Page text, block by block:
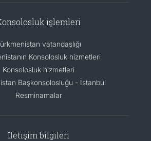
işlemleri
vatandaşlığı
Konsolosluk hizmetleri
Konsolosluk hizmetleri
Başkonsolosluğu - İstanbul
Resminamalar
İletişim bilgileri